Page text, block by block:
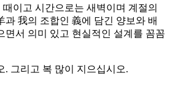
이고 시간으로는 새벽이며 계절의
과 我의 조합인 義에 담긴 양보와 배
면서 의미 있고 현실적인 설계를 꼼꼼
. 그리고 복 많이 지으십시오.